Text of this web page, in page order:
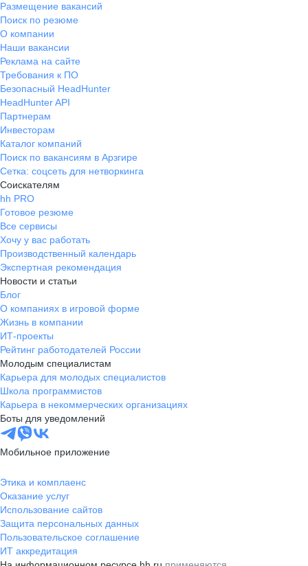
Размещение вакансий
Поиск по резюме
О компании
Наши вакансии
Реклама на сайте
Требования к ПО
Безопасный HeadHunter
HeadHunter API
Партнерам
Инвесторам
Каталог компаний
Поиск по вакансиям в Арзгире
Сетка: соцсеть для нетворкинга
Соискателям
hh PRO
Готовое резюме
Все сервисы
Хочу у вас работать
Производственный календарь
Экспертная рекомендация
Новости и статьи
Блог
О компаниях в игровой форме
Жизнь в компании
ИТ-проекты
Рейтинг работодателей России
Молодым специалистам
Карьера для молодых специалистов
Школа программистов
Карьера в некоммерческих организациях
Боты для уведомлений
Мобильное приложение
Этика и комплаенс
Оказание услуг
Использование сайтов
Защита персональных данных
Пользовательское соглашение
ИТ аккредитация